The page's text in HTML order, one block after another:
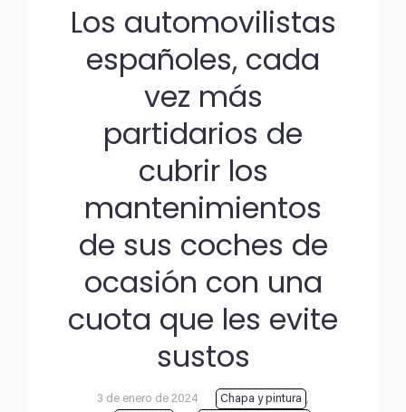
Los automovilistas
españoles, cada
vez más
partidarios de
cubrir los
mantenimientos
de sus coches de
ocasión con una
cuota que les evite
sustos
3 de enero de 2024 Chapa y pintura ,